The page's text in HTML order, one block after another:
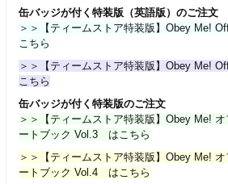
缶バッジが付く特装版（英語版）のご注文
＞＞【ティームストア特装版】Obey Me!
こちら
＞＞【ティームストア特装版】Obey Me!
こちら
缶バッジが付く特装版のご注文
＞＞【ティームストア特装版】Obey Me!
ートブック Vol.3 はこちら
＞＞【ティームストア特装版】Obey Me!
ートブック Vol.4 はこちら